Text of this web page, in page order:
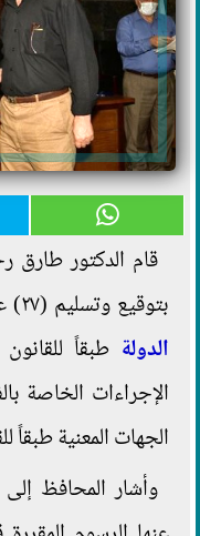
قام الدكتور
بتوقيع وتسليم (٢٧) عقداً ل
الدولة
الإجراءات الخاصة
الجهات المعنية طبقاً
وأشار المحافظ